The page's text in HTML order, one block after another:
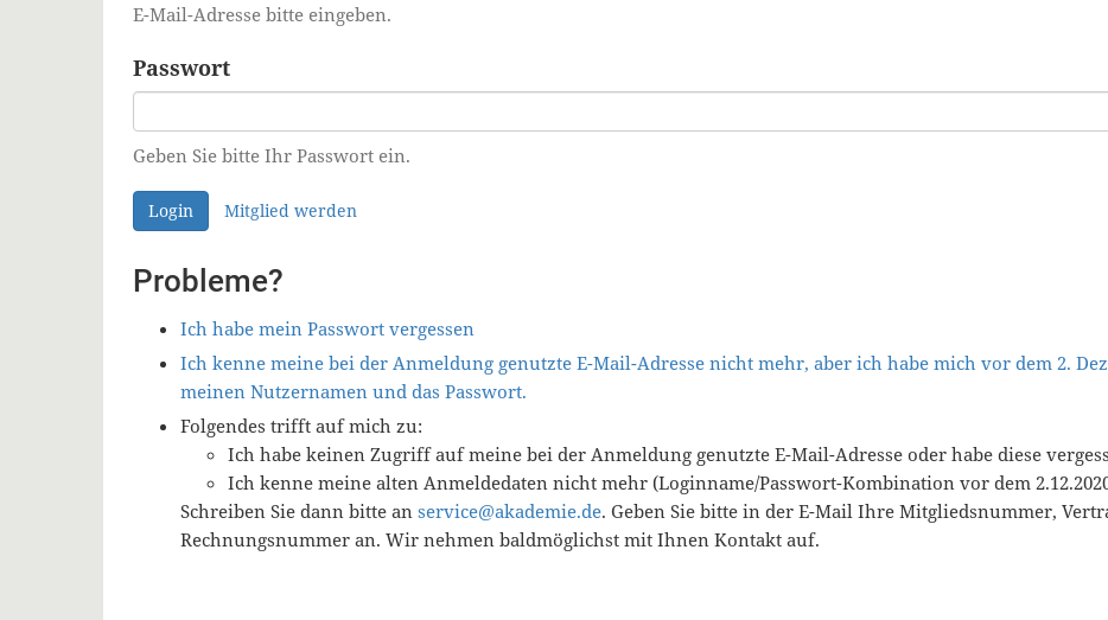
E-Mail-Adresse bitte eingeben.
Passwort
Geben Sie bitte Ihr Passwort ein.
Login Mitglied werden
Probleme?
Ich habe mein Passwort vergessen
Ich kenne meine bei der Anmeldung genutzte E-Mail-Adresse nicht mehr, aber ich habe mich vor dem 2.
meinen Nutzernamen und das Passwort.
Folgendes trifft auf mich zu:
Ich habe keinen Zugriff auf meine bei der Anmeldung genutzte E-Mail-Adresse oder habe diese
Ich kenne meine alten Anmeldedaten nicht mehr (Loginname/Passwort-Kombination vor dem
Schreiben Sie dann bitte an service@akademie.de. Geben Sie bitte in der E-Mail Ihre Mitgliedsnummer,
Rechnungsnummer an. Wir nehmen baldmöglichst mit Ihnen Kontakt auf.